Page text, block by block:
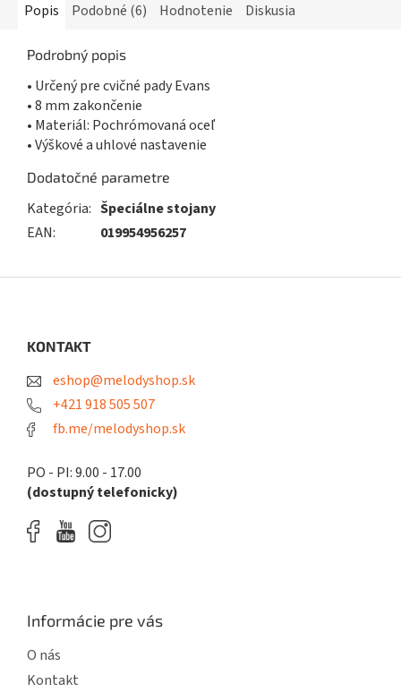
Popis Podobné (6) Hodnotenie Diskusia
Podrobný popis
• Určený pre cvičné pady Evans
• 8 mm zakončenie
• Materiál: Pochrómovaná oceľ
• Výškové a uhlové nastavenie
Dodatočné parametre
Kategória: Špeciálne stojany
EAN: 019954956257
KONTAKT
eshop@melodyshop.sk
+421 918 505 507
fb.me/melodyshop.sk
PO - PI: 9.00 - 17.00
(dostupný telefonicky)
Informácie pre vás
O nás
Kontakt